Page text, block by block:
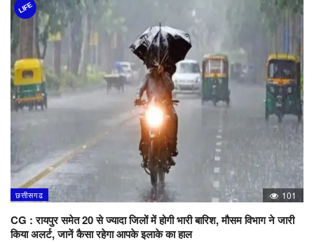
LIFE
छत्तीसगढ 101
CG : रायपुर समेत 20 से ज्यादा जिलों में होगी भारी बारिश, मौसम विभाग ने जारी
किया अलर्ट, जानें कैसा रहेगा आपके इलाके का हाल